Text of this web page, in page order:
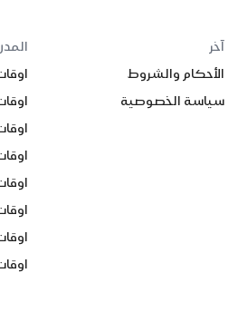
آخر
الأحكام والشروط
سياسة الخصوصية